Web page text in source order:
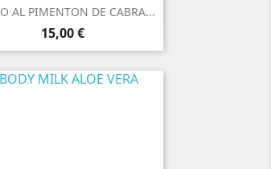
AL PIMENTON DE CABRA...
Precio
15,00 €
 Vista rápida